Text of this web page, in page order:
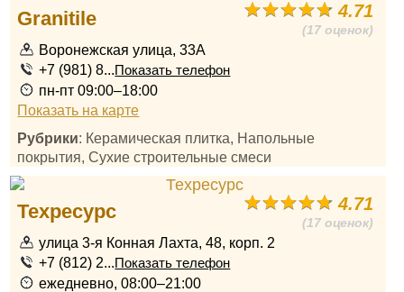
4.71
(17 оценок)
Granitile
Воронежская улица, 33А
+7 (981) 8...Показать телефон
пн-пт 09:00–18:00
Показать на карте
Рубрики: Керамическая плитка, Напольные
покрытия, Сухие строительные смеси
4.71
(17 оценок)
Техресурс
улица 3-я Конная Лахта, 48, корп. 2
+7 (812) 2...Показать телефон
ежедневно, 08:00–21:00